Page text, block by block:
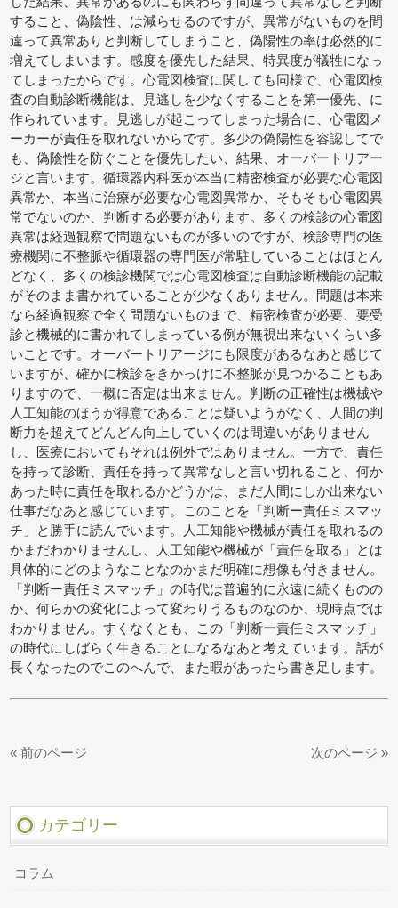
すること、偽陰性、は減らせるのですが、異常がないものを間
違って異常ありと判断してしまうこと、偽陽性の率は必然的に
増えてしまいます。感度を優先した結果、特異度が犠牲になっ
てしまったからです。心電図検査に関しても同様で、心電図検
査の自動診断機能は、見逃しを少なくすることを第一優先、に
作られています。見逃しが起こってしまった場合に、心電図メ
ーカーが責任を取れないからです。多少の偽陽性を容認してで
も、偽陰性を防ぐことを優先したい、結果、オーバートリアー
ジと言います。循環器内科医が本当に精密検査が必要な心電図
異常か、本当に治療が必要な心電図異常か、そもそも心電図異
常でないのか、判断する必要があります。多くの検診の心電図
異常は経過観察で問題ないものが多いのですが、検診専門の医
療機関に不整脈や循環器の専門医が常駐していることはほとん
どなく、多くの検診機関では心電図検査は自動診断機能の記載
がそのまま書かれていることが少なくありません。問題は本来
なら経過観察で全く問題ないものまで、精密検査が必要、要受
診と機械的に書かれてしまっている例が無視出来ないくらい多
いことです。オーバートリアージにも限度があるなあと感じて
いますが、確かに検診をきかっけに不整脈が見つかることもあ
りますので、一概に否定は出来ません。判断の正確性は機械や
人工知能のほうが得意であることは疑いようがなく、人間の判
断力を超えてどんどん向上していくのは間違いがありません
し、医療においてもそれは例外ではありません。一方で、責任
を持って診断、責任を持って異常なしと言い切れること、何か
あった時に責任を取れるかどうかは、まだ人間にしか出来ない
仕事だなあと感じています。このことを「判断ー責任ミスマッ
チ」と勝手に読んでいます。人工知能や機械が責任を取れるの
かまだわかりませんし、人工知能や機械が「責任を取る」とは
具体的にどのようなことなのかまだ明確に想像も付きません。
「判断ー責任ミスマッチ」の時代は普遍的に永遠に続くものの
か、何らかの変化によって変わりうるものなのか、現時点では
わかりません。すくなくとも、この「判断ー責任ミスマッチ」
の時代にしばらく生きることになるなあと考えています。話が
長くなったのでこのへんで、また暇があったら書き足します。
« 前のページ 次のページ »
カテゴリー
コラム